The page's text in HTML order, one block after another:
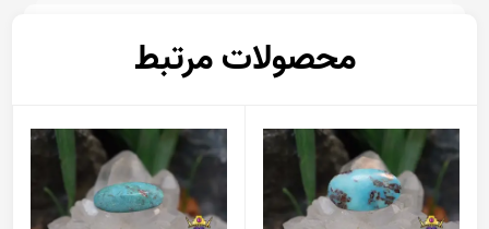
محصولات مرتبط